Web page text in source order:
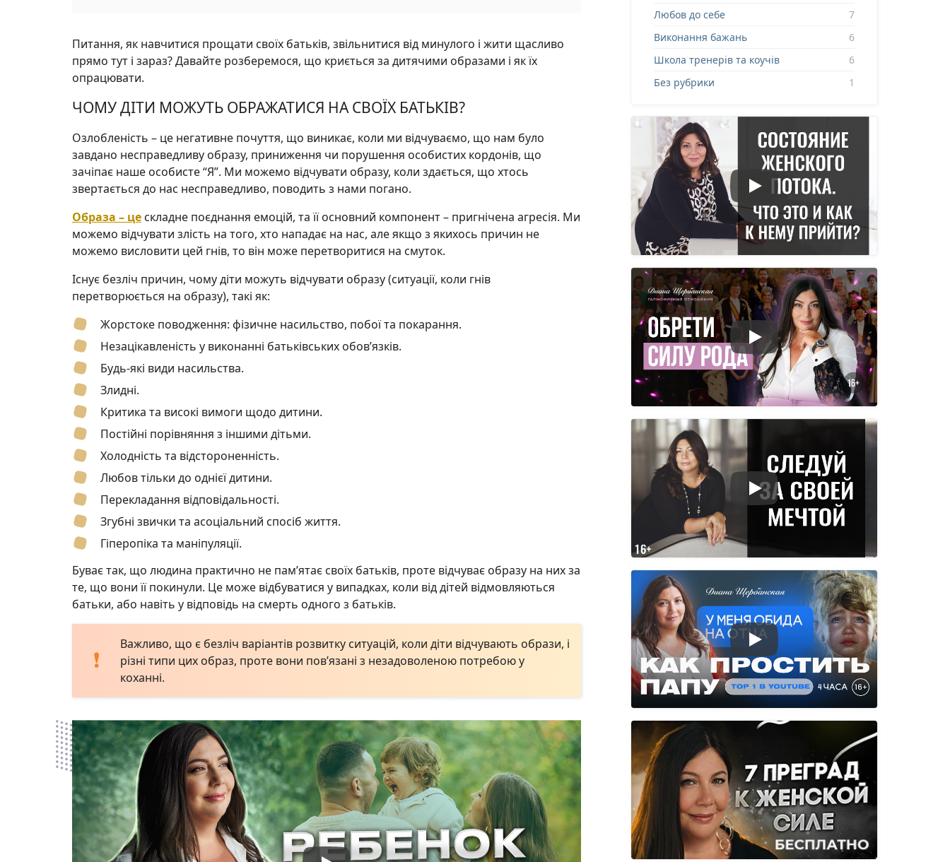
Питання, як навчитися прощати своїх батьків, звільнитися від минулого і жити щасливо
прямо тут і зараз? Давайте розберемося, що криється за дитячими образами і як їх
опрацювати.
ЧОМУ ДІТИ МОЖУТЬ ОБРАЖАТИСЯ НА СВОЇХ БАТЬКІВ?
Озлобленість – це негативне почуття, що виникає, коли ми відчуваємо, що нам було
завдано несправедливу образу, приниження чи порушення особистих кордонів, що
зачіпає наше особисте “Я”. Ми можемо відчувати образу, коли здається, що хтось
звертається до нас несправедливо, поводить з нами погано.
Образа – це складне поєднання емоцій, та її основний компонент – пригнічена агресія. Ми
можемо відчувати злість на того, хто нападає на нас, але якщо з якихось причин не
можемо висловити цей гнів, то він може перетворитися на смуток.
Існує безліч причин, чому діти можуть відчувати образу (ситуації, коли гнів
перетворюється на образу), такі як:
Жорстоке поводження: фізичне насильство, побої та покарання.
Незацікавленість у виконанні батьківських обов’язків.
Будь-які види насильства.
Злидні.
Критика та високі вимоги щодо дитини.
Постійні порівняння з іншими дітьми.
Холодність та відстороненність.
Любов тільки до однієї дитини.
Перекладання відповідальності.
Згубні звички та асоціальний спосіб життя.
Гіперопіка та маніпуляції.
Буває так, що людина практично не пам’ятає своїх батьків, проте відчуває образу на них за
те, що вони її покинули. Це може відбуватися у випадках, коли від дітей відмовляються
батьки, або навіть у відповідь на смерть одного з батьків.
Важливо, що є безліч варіантів розвитку ситуацій, коли діти відчувають образи, і
різні типи цих образ, проте вони пов’язані з незадоволеною потребою у
коханні.
Любов до себе
7
Виконання бажань
6
Школа тренерів та коучів
6
Без рубрики
1